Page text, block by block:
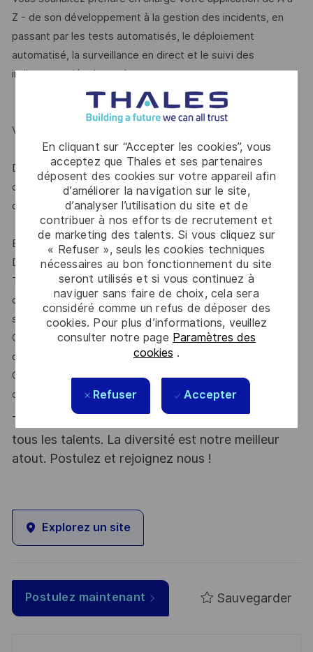
En cliquant sur “Accepter les cookies”, vous
acceptez que Thales et ses partenaires
déposent des cookies sur votre appareil afin
d’améliorer la navigation sur le site,
d’analyser l’utilisation du site et de
contribuer à nos efforts de recrutement et
de marketing des talents. Si vous cliquez sur
« Refuser », seuls les cookies techniques
nécessaires au bon fonctionnement du site
seront utilisés et si vous continuez à
naviguer sans faire de choix, cela sera
considéré comme un refus de déposer des
cookies. Pour plus d’informations, veuillez
consulter notre page Paramètres des
cookies .
Refuser Accepter
Z - de son développement à la gestion des incidents, en
passant par les tests automatisés, le déploiement
automatisé, la surveillance en direct et le suivi des
indicateurs clés de performance.
VOTRE CARRIÈRE CHEZ THALES
Différentes opportunités vous permettront de découvrir
d'autres domaines ou sites. Vous pourrez évoluer et
développer vos compétences dans différents domaines :
Explorez un espace attentif au développement personnel
Développez vos talents dans un autre domaine du groupe
Thales, en découvrant de nouveaux produits, de nouveaux
clients, un nouveau pays ou en vous orientant vers une
solution plus complexe
Choisissez entre une expertise technique ou un parcours
de leadership
Construisez une carrière internationale au sein d'un groupe
d'ingénierie de premier plan
Thales, entreprise Handi-Engagée, reconnait
tous les talents. La diversité est notre meilleur
atout. Postulez et rejoignez nous !
Explorez un site
Postulez maintenant Sauvegarder